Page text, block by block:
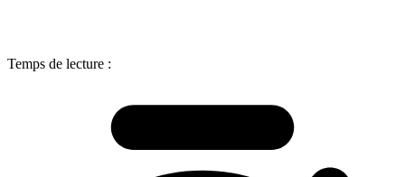
Temps de lecture :